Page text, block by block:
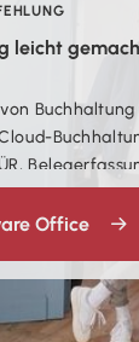
leicht
- die
gesamten
Office